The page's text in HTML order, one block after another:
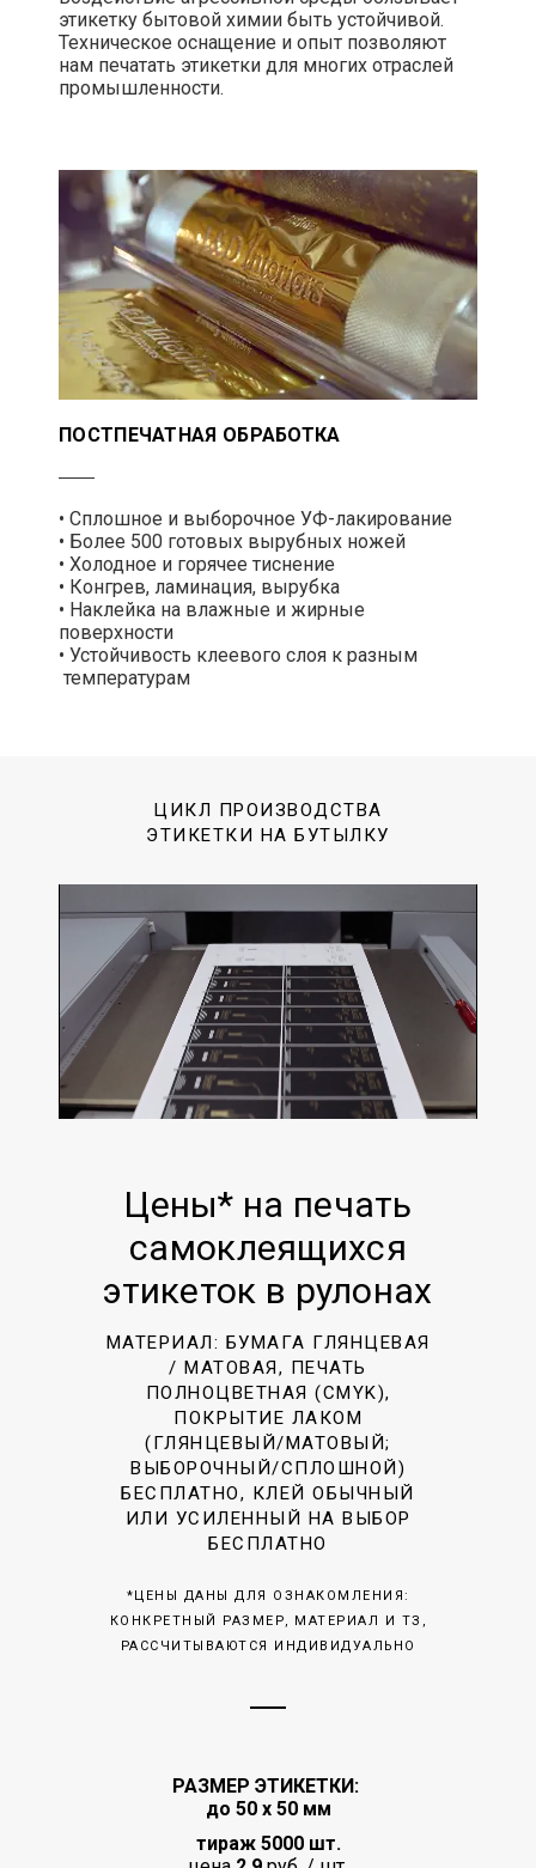
этикетку бытовой химии быть устойчивой.
Техническое оснащение и опыт позволяют
нам печатать этикетки для многих отраслей
промышленности.
ПОСТПЕЧАТНАЯ ОБРАБОТКА
• Сплошное и выборочное УФ-лакирование
• Более 500 готовых вырубных ножей
• Холодное и горячее тиснение
• Конгрев, ламинация, вырубка
• Наклейка на влажные и жирные
поверхности
• Устойчивость клеевого слоя к разным
температурам
ЦИКЛ ПРОИЗВОДСТВА
ЭТИКЕТКИ НА БУТЫЛКУ
Цены* на печать
самоклеящихся
этикеток в рулонах
МАТЕРИАЛ: БУМАГА ГЛЯНЦЕВАЯ
/ МАТОВАЯ, ПЕЧАТЬ
ПОЛНОЦВЕТНАЯ (CMYK),
ПОКРЫТИЕ ЛАКОМ
(ГЛЯНЦЕВЫЙ/МАТОВЫЙ;
ВЫБОРОЧНЫЙ/СПЛОШНОЙ)
БЕСПЛАТНО, КЛЕЙ ОБЫЧНЫЙ
ИЛИ УСИЛЕННЫЙ НА ВЫБОР
БЕСПЛАТНО
*ЦЕНЫ ДАНЫ ДЛЯ ОЗНАКОМЛЕНИЯ:
КОНКРЕТНЫЙ РАЗМЕР, МАТЕРИАЛ И ТЗ,
РАССЧИТЫВАЮТСЯ ИНДИВИДУАЛЬНО
РАЗМЕР ЭТИКЕТКИ:
до 50 х 50 мм
тираж 5000 шт.